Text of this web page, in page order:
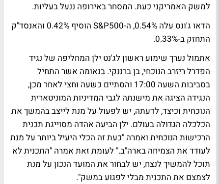
למשק האמריקני כעת. המסחר באירופה ננעל בעליות.
הדאו ג'ונס עלה 0.54%, ה-S&P500 הוסיף 0.42% והאנסד"ק
התחזק ב-0.33%.
אתמול נערך שימוע ראשון לג'נט ילן המחליפה של נגיד
הפדרל ריזרב הנוכחי, בן ברננקי. בנאומה אשר התחיל
בסביבות השעה 17:00 והסתיים כשעה וחצי לאחר מכן,
הנגידה הציגה את מישנתה לגבי המדיניות המוניטארית
הנוכחית וכיצד, לדעתה, יש לפעול על מנת לייצב בהמשך את
הכלכלה הגדולה בעולם. ילן הביעה אהדה מסוייגת תכנית
הרכישות הנוכחית ואמרה "כעת זה הכלי היעיל ביותר על מנת
לעודד את הצמיחה בארה"ב." לעומת זאת אמרה "התכנית לא
תוכל להמשיך לנצח, יש לבחור את המועד הנכון על מנת
לצמצם את התכנית מבלי לפגוע במשק".